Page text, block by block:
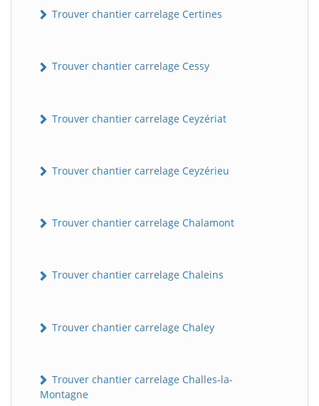
Trouver chantier carrelage Certines
Trouver chantier carrelage Cessy
Trouver chantier carrelage Ceyzériat
Trouver chantier carrelage Ceyzérieu
Trouver chantier carrelage Chalamont
Trouver chantier carrelage Chaleins
Trouver chantier carrelage Chaley
Trouver chantier carrelage Challes-la-
Montagne